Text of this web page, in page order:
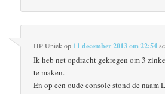
HP Uniekop 11 december 2013 om 22:54
Ik heb net opdracht gekregen om 3
te maken.
En op een oude console stond de naam